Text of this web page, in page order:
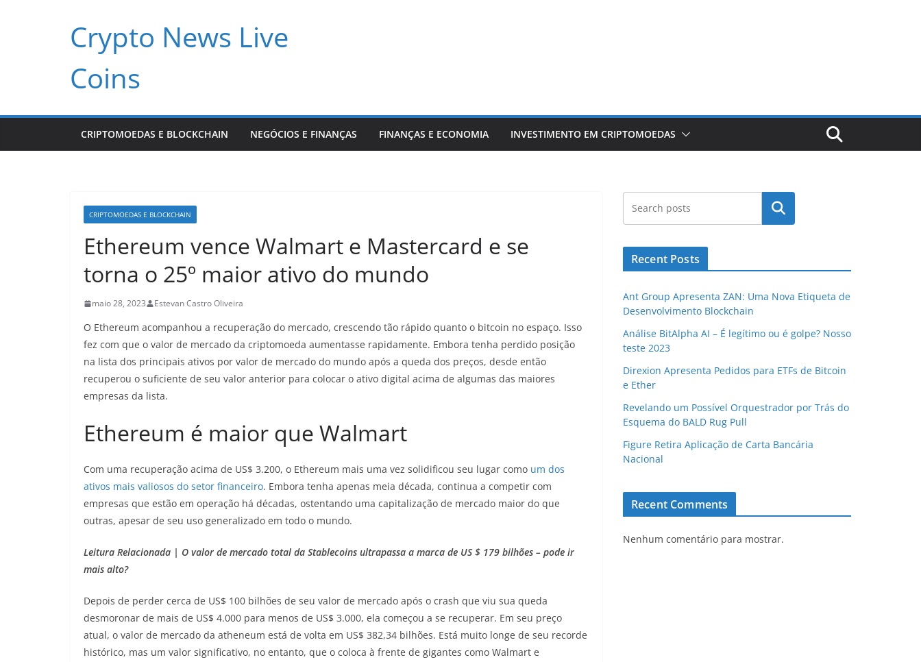
Crypto News Live
Coins
CRIPTOMOEDAS E BLOCKCHAIN NEGÓCIOS E FINANÇAS FINANÇAS E ECONOMIA INVESTIMENTO EM CRIPTOMOEDAS
CRIPTOMOEDAS E BLOCKCHAIN
Ethereum vence Walmart e Mastercard e se
torna o 25º maior ativo do mundo
maio 28, 2023 Estevan Castro Oliveira
O Ethereum acompanhou a recuperação do mercado, crescendo tão rápido quanto o bitcoin no espaço. Isso
fez com que o valor de mercado da criptomoeda aumentasse rapidamente. Embora tenha perdido posição
na lista dos principais ativos por valor de mercado do mundo após a queda dos preços, desde então
recuperou o suficiente de seu valor anterior para colocar o ativo digital acima de algumas das maiores
empresas da lista.
Ethereum é maior que Walmart
Com uma recuperação acima de US$ 3.200, o Ethereum mais uma vez solidificou seu lugar como um dos
ativos mais valiosos do setor financeiro. Embora tenha apenas meia década, continua a competir com
empresas que estão em operação há décadas, ostentando uma capitalização de mercado maior do que
outras, apesar de seu uso generalizado em todo o mundo.
Leitura Relacionada | O valor de mercado total da Stablecoins ultrapassa a marca de US $ 179 bilhões – pode ir
mais alto?
Depois de perder cerca de US$ 100 bilhões de seu valor de mercado após o crash que viu sua queda
desmoronar de mais de US$ 4.000 para menos de US$ 3.000, ela começou a se recuperar. Em seu preço
atual, o valor de mercado da atheneum está de volta em US$ 382,34 bilhões. Está muito longe de seu recorde
histórico, mas um valor significativo, no entanto, que o coloca à frente de gigantes como Walmart e
Pesquisar
Recent Posts
Ant Group Apresenta ZAN: Uma Nova Etiqueta de
Desenvolvimento Blockchain
Análise BitAlpha AI – É legítimo ou é golpe? Nosso
teste 2023
Direxion Apresenta Pedidos para ETFs de Bitcoin
e Ether
Revelando um Possível Orquestrador por Trás do
Esquema do BALD Rug Pull
Figure Retira Aplicação de Carta Bancária
Nacional
Recent Comments
Nenhum comentário para mostrar.